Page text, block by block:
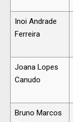
Inoi Andrade
Ferreira
Joana Lopes
Canudo
Bruno Marcos